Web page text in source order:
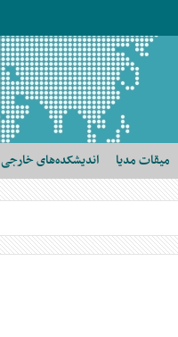
میقات مدیا اندیشکده‌های خارجی